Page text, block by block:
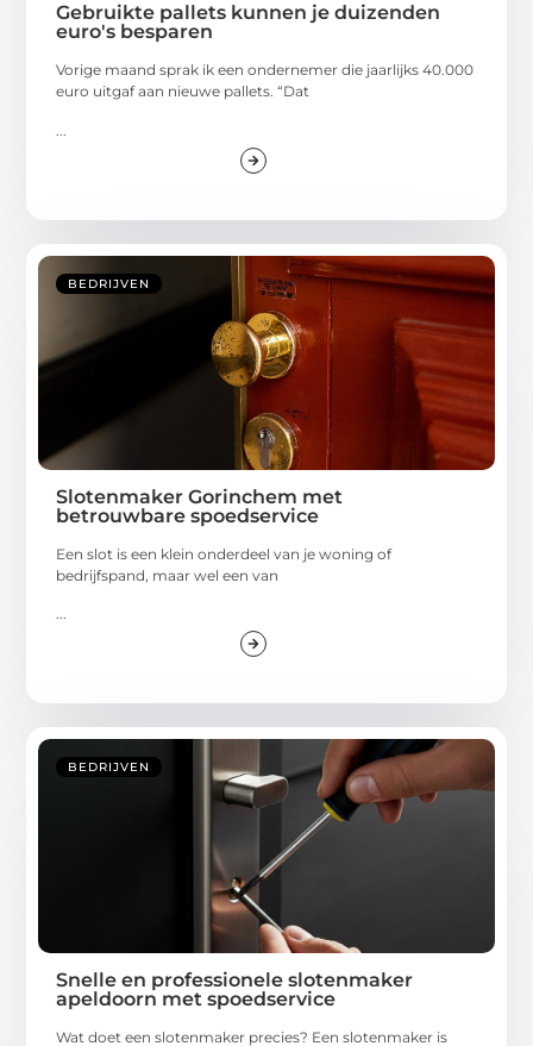
Gebruikte pallets kunnen je duizenden
euro's besparen
Vorige maand sprak ik een ondernemer die jaarlijks 40.000
euro uitgaf aan nieuwe pallets. “Dat
BEDRIJVEN
Slotenmaker Gorinchem met
betrouwbare spoedservice
Een slot is een klein onderdeel van je woning of
bedrijfspand, maar wel een van
...
BEDRIJVEN
Snelle en professionele slotenmaker
apeldoorn met spoedservice
Wat doet een slotenmaker precies? Een slotenmaker is